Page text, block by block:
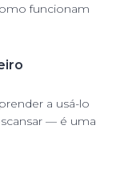
funcionam
a usá-lo
— é uma